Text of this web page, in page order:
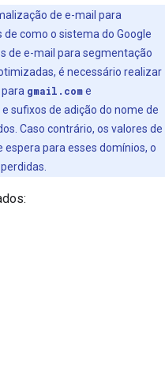
de e-mail para
como o sistema do Google
de e-mail para segmentação
é necessário realizar
gmail.come
sufixos de adição do nome de
Caso contrário, os valores de
espera para esses domínios, o